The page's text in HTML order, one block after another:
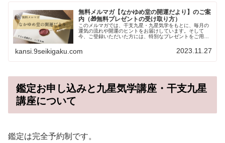
無料メルマガ【なかゆめ堂の開運だより】のご案
内（🎁無料プレゼントの受け取り方）
このメルマガでは、干支九星・九星気学をもとに、毎月の
運気の流れや開運のヒントをお届けしています。そして
今、ご登録いただいた方には、特別なプレゼントをご用意
kansi.9seikigaku.com 2023.11.27
鑑定お申し込みと九星気学講座・干支九星
講座について
鑑定は完全予約制です。